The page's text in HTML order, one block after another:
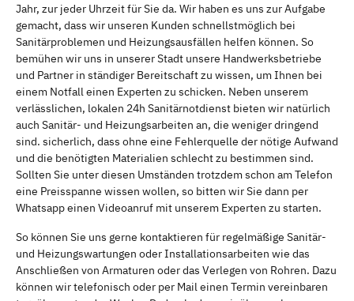
Jahr, zur jeder Uhrzeit für Sie da. Wir haben es uns zur Aufgabe
gemacht, dass wir unseren Kunden schnellstmöglich bei
Sanitärproblemen und Heizungsausfällen helfen können. So
bemühen wir uns in unserer Stadt unsere Handwerksbetriebe
und Partner in ständiger Bereitschaft zu wissen, um Ihnen bei
einem Notfall einen Experten zu schicken. Neben unserem
verlässlichen, lokalen 24h Sanitärnotdienst bieten wir natürlich
auch Sanitär- und Heizungsarbeiten an, die weniger dringend
sind. sicherlich, dass ohne eine Fehlerquelle der nötige Aufwand
und die benötigten Materialien schlecht zu bestimmen sind.
Sollten Sie unter diesen Umständen trotzdem schon am Telefon
eine Preisspanne wissen wollen, so bitten wir Sie dann per
Whatsapp einen Videoanruf mit unserem Experten zu starten.
So können Sie uns gerne kontaktieren für regelmäßige Sanitär-
und Heizungswartungen oder Installationsarbeiten wie das
Anschließen von Armaturen oder das Verlegen von Rohren. Dazu
können wir telefonisch oder per Mail einen Termin vereinbaren